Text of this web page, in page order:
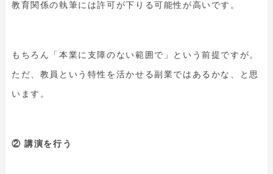
教育関係の執筆には許可が下りる可能性が高いです。
もちろん「本業に支障のない範囲で」という前提ですが。
ただ、教員という特性を活かせる副業ではあるかな、と思
います。
② 講演を行う